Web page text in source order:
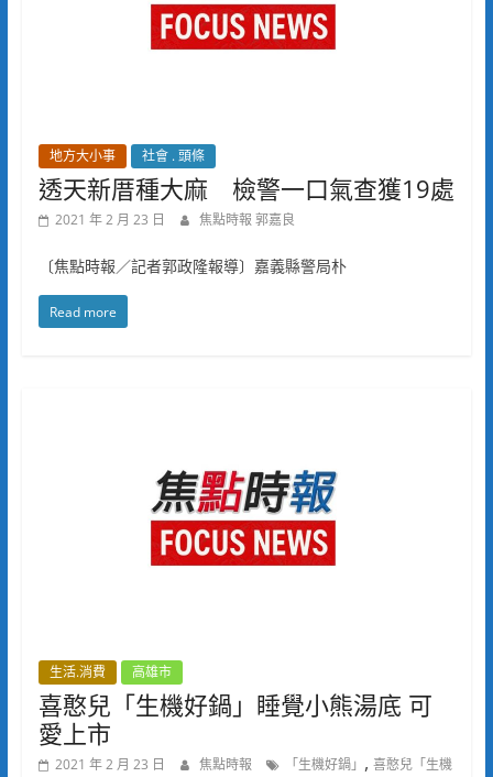
地方大小事 社會 . 頭條
透天新厝種大麻 檢警一口氣查獲19處
2021 年 2 月 23 日 焦點時報 郭嘉良
〔焦點時報／記者郭政隆報導〕嘉義縣警局朴
Read more
生活.消費 高雄市
喜憨兒「生機好鍋」睡覺小熊湯底 可
愛上市
2021 年 2 月 23 日 焦點時報 「生機好鍋」 , 喜憨兒「生機